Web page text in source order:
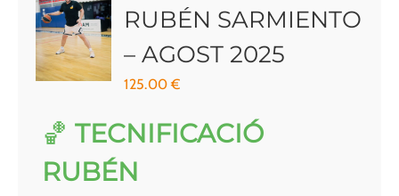
RUBÉN SARMIENTO
– AGOST 2025
125.00€
🏀TECNIFICACIÓ
RUBÉN